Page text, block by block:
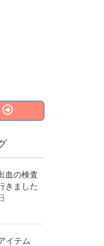
血の検査
きました
イテム